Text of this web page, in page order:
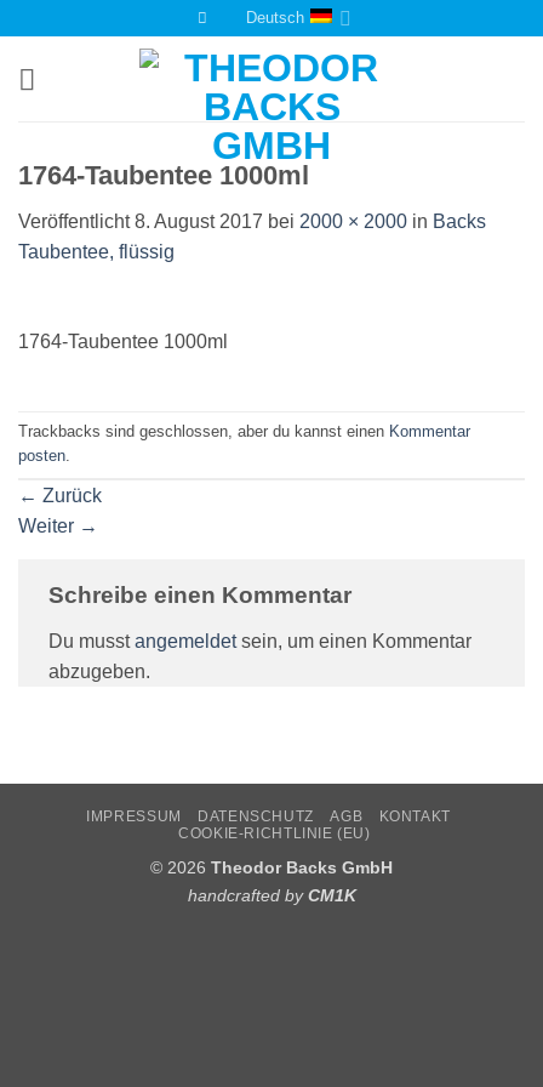
springen
Deutsch
1764-Taubentee 1000ml
Veröffentlicht8. August 2017 bei 2000 × 2000 in Backs
Taubentee, flüssig
1764-Taubentee 1000ml
Trackbacks sind geschlossen, aber du kannst einen Kommentar
posten.
← Zurück
Weiter →
Schreibe einen Kommentar
Du musstangemeldetsein, um einen Kommentar
abzugeben.
IMPRESSUM DATENSCHUTZ AGB
KONTAKT
COOKIE-RICHTLINIE (EU)
© 2026 Theodor Backs GmbH
handcrafted byCM1K